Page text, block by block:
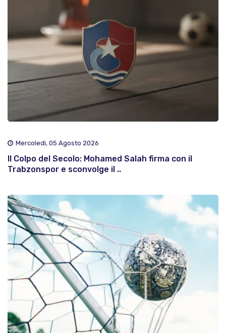
Mercoledì, 05 Agosto 2026
Il Colpo del Secolo: Mohamed Salah firma con il
Trabzonspor e sconvolge il ..